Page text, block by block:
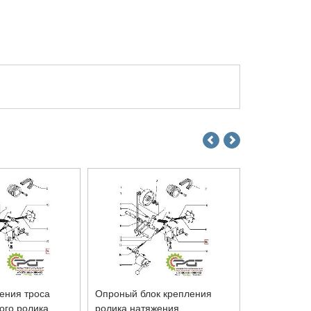
троса
ролика
Опроный блок крепления
ролика натяжения